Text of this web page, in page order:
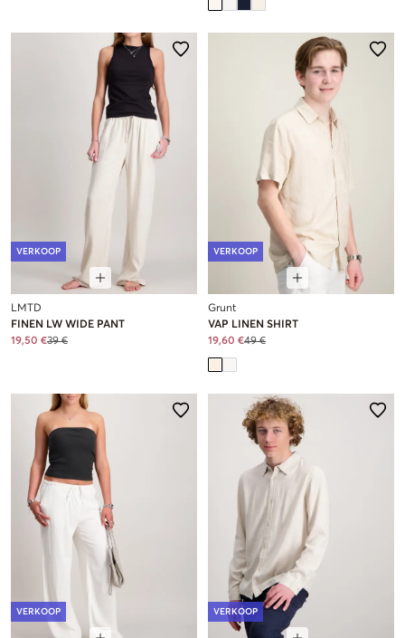
VERKOOP
LMTD
FINEN LW WIDE PANT
19,50 €39 €
VERKOOP
Grunt
VAP LINEN SHIRT
19,60 €49 €
VERKOOP VERKOOP